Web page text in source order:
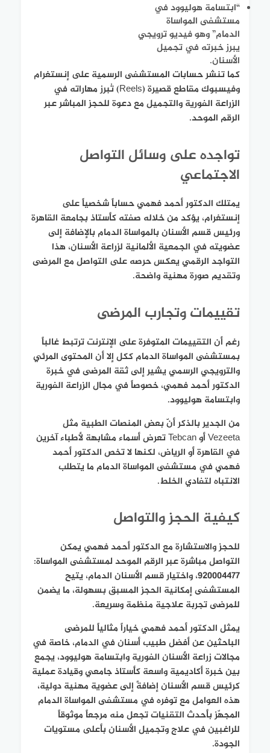
“ابتسامة هوليوود في
مستشفى المواساة
الدمام” وهو فيديو ترويجي
يبرز خبرته في تجميل
الأسنان.
كما تنشر حسابات المستشفى الرسمية على إنستغرام
وفيسبوك مقاطع قصيرة (Reels) تُبرز مهاراته في
الزراعة الفورية والتجميل مع دعوة للحجز المباشر عبر
الرقم الموحد.
تواجده على وسائل التواصل
الاجتماعي
يمتلك الدكتور أحمد فهمي حساباً شخصياً على
إنستغرام، يؤكد من خلاله صفته كأستاذ بجامعة القاهرة
ورئيس قسم الأسنان بالمواساة الدمام بالإضافة إلى
عضويته في الجمعية الألمانية لزراعة الأسنان، هذا
التواجد الرقمي يعكس حرصه على التواصل مع المرضى
وتقديم صورة مهنية واضحة.
تقييمات وتجارب المرضى
رغم أن التقييمات المتوفرة على الإنترنت ترتبط غالباً
بمستشفى المواساة الدمام ككل إلا أن المحتوى المرئي
والترويجي الرسمي يشير إلى ثقة المرضى في خبرة
الدكتور أحمد فهمي، خصوصاً في مجال الزراعة الفورية
وابتسامة هوليوود.
من الجدير بالذكر أنّ بعض المنصات الطبية مثل
Vezeeta أو Tebcan تعرض أسماء مشابهة لأطباء آخرين
في القاهرة أو الرياض، لكنها لا تخص الدكتور أحمد
فهمي في مستشفى المواساة الدمام ما يتطلب
الانتباه لتفادي الخلط.
كيفية الحجز والتواصل
للحجز والاستشارة مع الدكتور أحمد فهمي يمكن
التواصل مباشرة عبر الرقم الموحد لمستشفى المواساة:
920004477، واختيار قسم الأسنان الدمام، يتيح
المستشفى إمكانية الحجز المسبق بسهولة، ما يضمن
للمرضى تجربة علاجية منظمة وسريعة.
يمثل الدكتور أحمد فهمي خياراً مثالياً للمرضى
الباحثين عن أفضل طبيب أسنان في الدمام، خاصة في
مجالات زراعة الأسنان الفورية وابتسامة هوليوود، يجمع
بين خبرة أكاديمية واسعة كأستاذ جامعي وقيادة عملية
كرئيس قسم الأسنان إضافةً إلى عضوية مهنية دولية،
هذه العوامل مع توفره في مستشفى المواساة الدمام
المجهّز بأحدث التقنيات تجعل منه مرجعاً موثوقاً
للراغبين في علاج وتجميل الأسنان بأعلى مستويات
الجودة.